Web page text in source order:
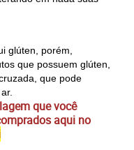
glúten, porém,
que possuem glúten,
que pode
que você
aqui no